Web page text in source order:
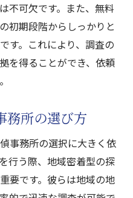
不可欠です。また、無料
初期段階からしっかりと
す。これにより、調査の
を得ることができ、依頼
務所の選び方
事務所の選択に大きく依
行う際、地域密着型の探
要です。彼らは地域の地